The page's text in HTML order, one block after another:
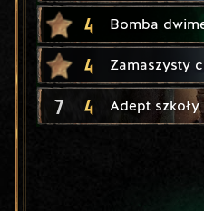
4 Bomba
4 Zamaszysty
7 4 Adept